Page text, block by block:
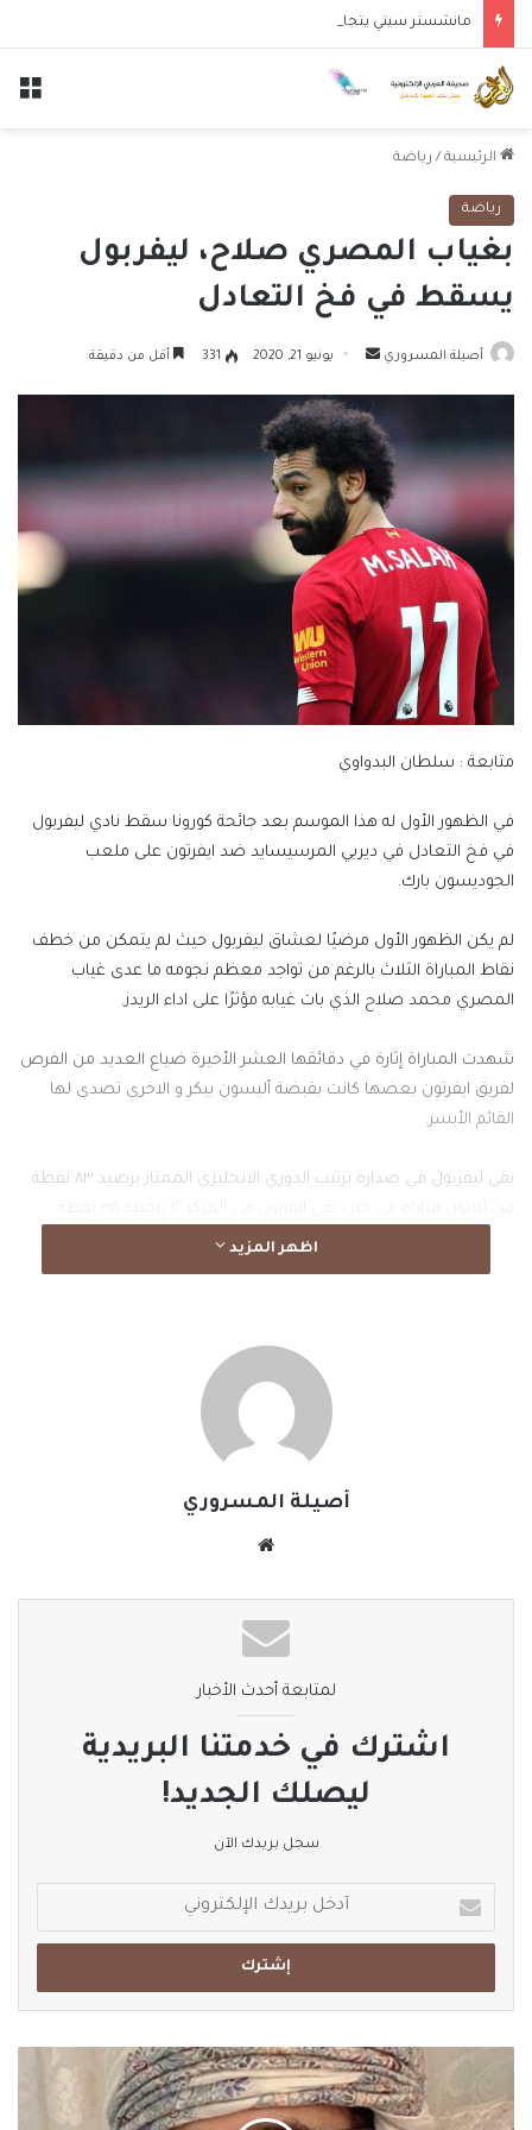
الرئيسية / رياضة
رياضة
بغياب المصري صلاح، ليفربول
يسقط في فخ التعادل
أصيلة المسروري
أرسل
إلكترونيا
يونيو 21, 2020 331 أقل من دقيقة
متابعة : سلطان البدواوي
في الظهور الأول له هذا الموسم بعد جائحة كورونا سقط نادي ليفربول
في فخ التعادل في ديربي المرسيسايد ضد ايفرتون على ملعب
الجوديسون بارك.
لم يكن الظهور الأول مرضيًا لعشاق ليفربول حيث لم يتمكن من خطف
نقاط المباراة الثلاث بالرغم من تواجد معظم نجومه ما عدى غياب
المصري محمد صلاح الذي بات غيابه مؤثرًا على اداء الريدز.
شهدت المباراة إثارة في دقائقها العشر الأخيرة ضياع العديد من الفرص
لفريق ايفرتون بعضها كانت بقبضة أليسون بيكر و الاخرى تصدى لها
القائم الأيسر.
بقي ليفربول في صدارة ترتيب الدوري الانجليزي الممتاز برصيد ٨٣ نقطة
اظهر المزيد
أصيلة المسروري
لمتابعة أحدث الأخبار
اشترك في خدمتنا البريدية
ليصلك الجديد!
سجل بريدك الآن
بريدك
الإلكتروني
أمانة